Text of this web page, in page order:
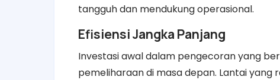
tangguh dan mendukung operasional.
Efisiensi Jangka Panjang
Investasi awal dalam pengecoran yang
pemeliharaan di masa depan. Lantai